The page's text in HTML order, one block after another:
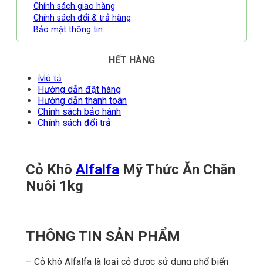
Chính sách giao hàng
Chính sách đổi & trả hàng
Bảo mật thông tin
Mô tả
Hướng dẫn đặt hàng
Hướng dẫn thanh toán
Chính sách bảo hành
Chính sách đổi trả
Cỏ Khô Alfalfa Mỹ Thức Ăn Chăn
Nuôi 1kg
THÔNG TIN SẢN PHẨM
– Cỏ khô Alfalfa là loại cỏ được sử dụng phổ biến
HẾT HÀNG